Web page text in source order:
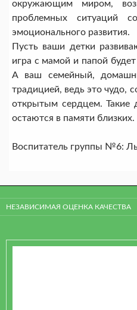
окружающим миром,
проблемных ситуаций
эмоционального развития.
Пусть ваши детки
игра с мамой и папой
А ваш семейный,
традицией, ведь это чудо,
открытым сердцем. Такие
остаются в памяти близких.
Воспитатель группы №6:
НЕЗАВИСИМАЯ ОЦЕНКА КАЧЕСТВА